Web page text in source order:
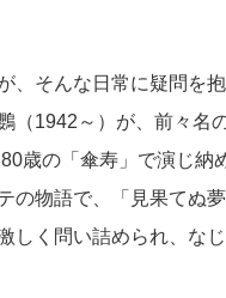
そんな日常に疑問を
（1942～）が、前々名
歳の「傘寿」で演じ納
の物語で、「見果てぬ
しく問い詰められ、な